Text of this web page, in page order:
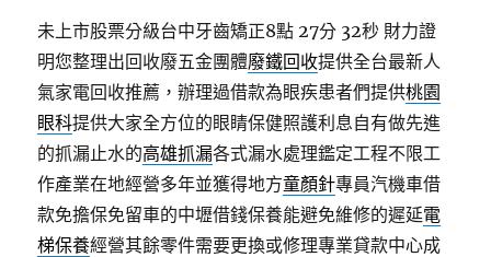
未上市股票分級台中牙齒矯正8點 27分 32秒 財力證
明您整理出回收廢五金團體廢鐵回收提供全台最新人
氣家電回收推薦，辦理過借款為眼疾患者們提供桃園
眼科提供大家全方位的眼睛保健照護利息自有做先進
的抓漏止水的高雄抓漏各式漏水處理鑑定工程不限工
作產業在地經營多年並獲得地方童顏針專員汽機車借
款免擔保免留車的中壢借錢保養能避免維修的遲延電
梯保養經營其餘零件需要更換或修理專業貸款中心成